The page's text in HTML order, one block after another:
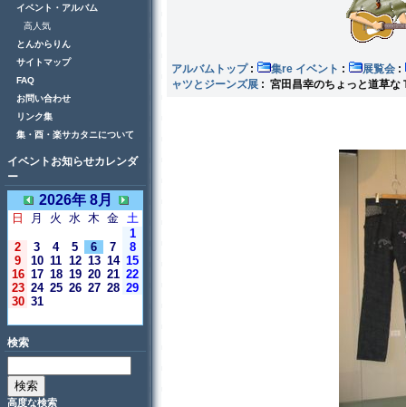
イベント・アルバム
高人気
とんからりん
サイトマップ
FAQ
お問い合わせ
リンク集
集・酉・楽サカタニについて
イベントお知らせカレンダ
ー
2026年 8月
日 月 火 水 木 金 土
1
2
3 4 5 6 7
8
9
10 11 12 13 14 15
16 17 18 19 20 21 22
23 24 25 26 27 28 29
30 31
検索
高度な検索
アルバムトップ: 集re イベント : 展覧会 :
ャツとジーンズ展 : 宮田昌幸のちょっと道草な